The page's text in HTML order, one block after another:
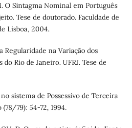
O Sintagma Nominal em Português
Tese de doutorado. Faculdade de
Lisboa, 2004.
Regularidade na Variação dos
do Rio de Janeiro. UFRJ. Tese de
sistema de Possessivo de Terceira
79): 54-72, 1994.